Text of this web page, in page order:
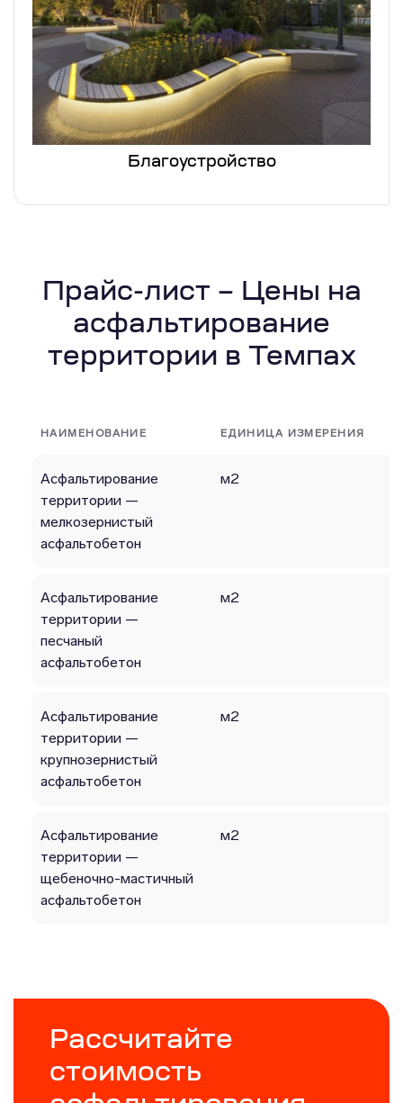
Благоустройство
Прайс-лист – Цены на
асфальтирование
территории в Темпах
НАИМЕНОВАНИЕ ЕДИНИЦА ИЗМЕРЕНИЯ
Асфальтирование
территории —
мелкозернистый
асфальтобетон
м2
Асфальтирование
территории —
песчаный
асфальтобетон
м2
Асфальтирование
территории —
крупнозернистый
асфальтобетон
м2
Асфальтирование
территории —
щебеночно-мастичный
асфальтобетон
м2
Рассчитайте
стоимость